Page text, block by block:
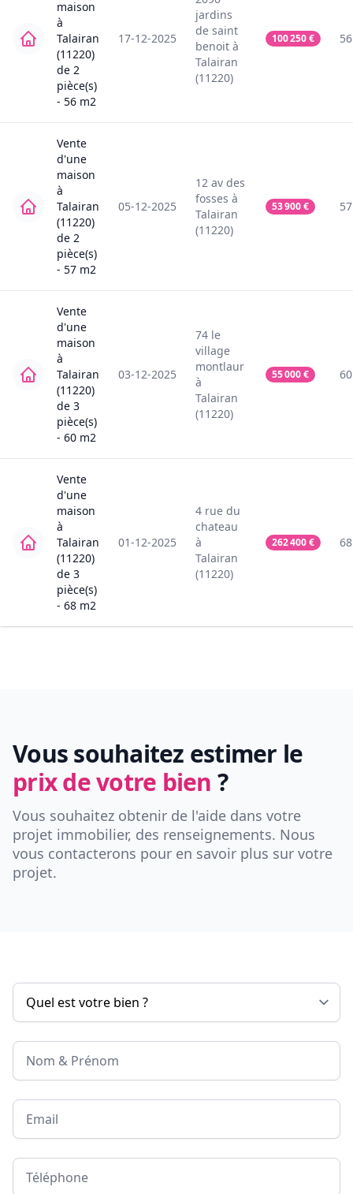
maison
à
Talairan
(11220)
de 2
pièce(s)
- 56 m2
17-12-2025
jardins
de saint
benoit à
Talairan
(11220)
100 250€ 56
Vente
d'une
maison
à
Talairan
(11220)
de 2
pièce(s)
- 57 m2
05-12-2025
12 av des
fosses à
Talairan
(11220)
53 900€ 57
Vente
d'une
maison
à
Talairan
(11220)
de 3
pièce(s)
- 60 m2
03-12-2025
74 le
village
montlaur
à
Talairan
(11220)
55 000€ 60
Vente
d'une
maison
à
Talairan
(11220)
de 3
pièce(s)
- 68 m2
01-12-2025
4 rue du
chateau
à
Talairan
(11220)
262 400€ 68
Vous souhaitez estimer le
prix de votre bien ?
Vous souhaitez obtenir de l'aide dans votre
projet immobilier, des renseignements. Nous
vous contacterons pour en savoir plus sur votre
projet.
Nom & Prénom
Email
Téléphone